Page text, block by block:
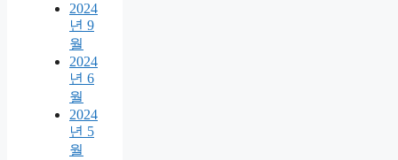
2024
년 9
월
2024
년 6
월
2024
년 5
월